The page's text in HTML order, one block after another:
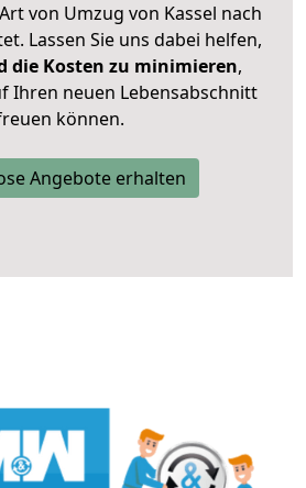
von Umzug von Kassel nach
Lassen Sie uns dabei helfen,
die Kosten zu minimieren,
Ihren neuen Lebensabschnitt
können.
Angebote erhalten